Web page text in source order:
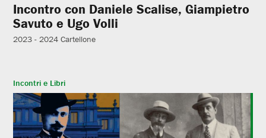
Incontro con Daniele Scalise, Giampietro
Savuto e Ugo Volli
2023 - 2024 Cartellone
Incontri e Libri